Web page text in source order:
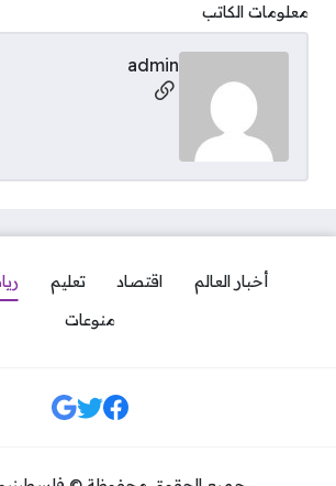
معلومات الكاتب
admin
مواقع التواصل
أخبار العالم اقتصاد تعليم
منوعات
مواقع التواصل